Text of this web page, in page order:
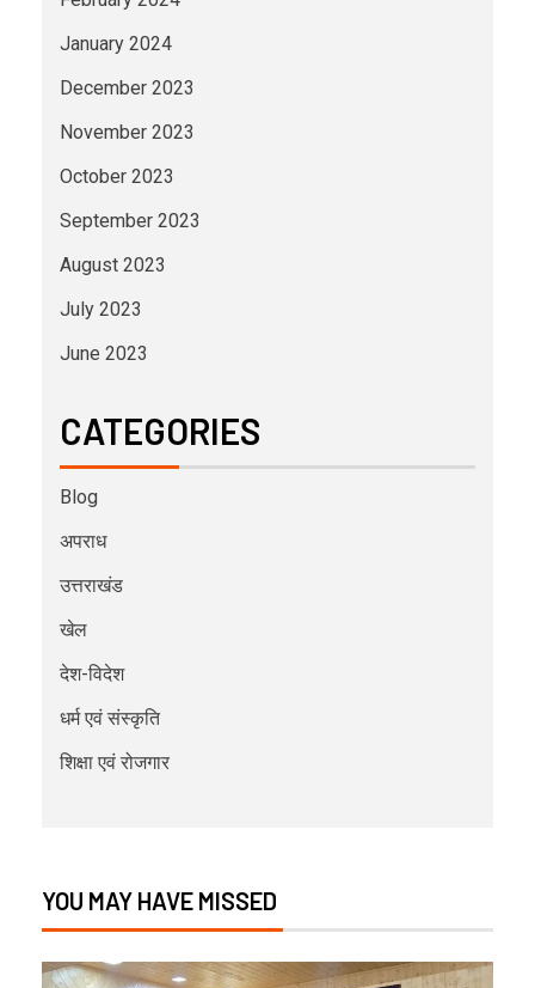
January 2024
December 2023
November 2023
October 2023
September 2023
August 2023
July 2023
June 2023
CATEGORIES
Blog
अपराध
उत्तराखंड
खेल
देश-विदेश
धर्म एवं संस्कृति
शिक्षा एवं रोजगार
YOU MAY HAVE MISSED